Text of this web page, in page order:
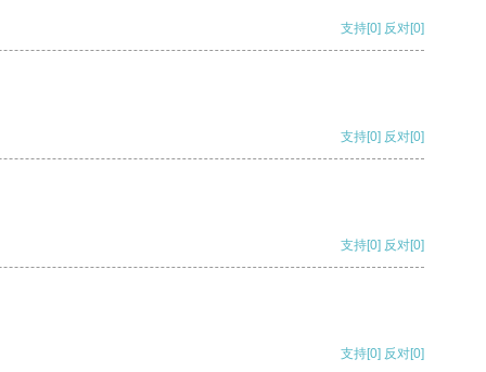
支持[0] 反对[0]
支持[0] 反对[0]
支持[0] 反对[0]
支持[0] 反对[0]